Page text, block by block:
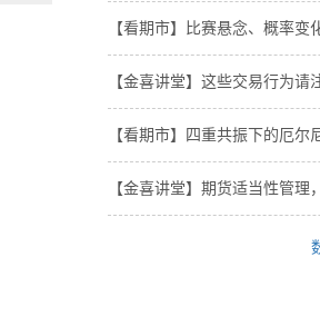
【看期市】比赛悬念、概率
【金喜讲堂】这些交易行为
【看期市】四重共振下的厄
【金喜讲堂】期货适当性管理